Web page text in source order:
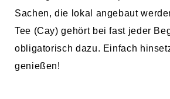
Sachen, die lokal angebaut
Tee (Cay) gehört bei fast jeder
obligatorisch dazu. Einfach
genießen!